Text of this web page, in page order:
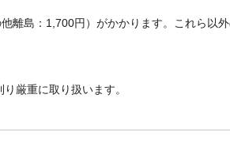
離島：1,700円）がかかります。これら以
厳重に取り扱います。